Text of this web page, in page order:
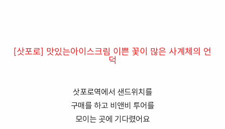
[삿포로] 맛있는아이스크림 이쁜 꽃이 많은 사계체의 언
덕
삿포로역에서 샌드위치를
구매를 하고 비앤비 투어를
모이는 곳에 기다렸어요